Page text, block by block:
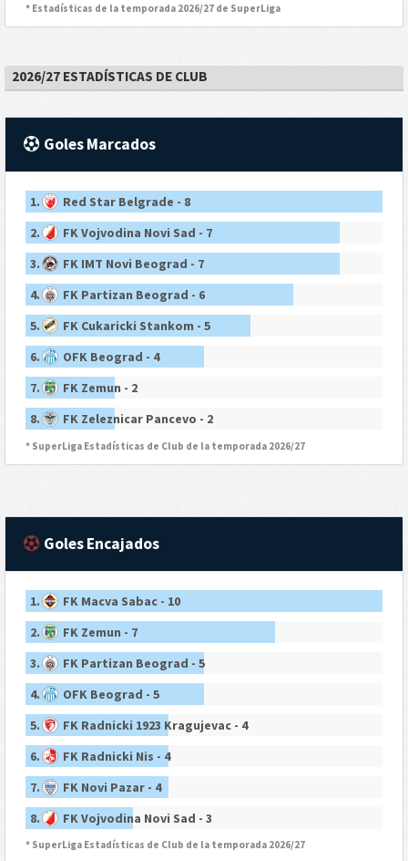
* Estadísticas de la temporada 2026/27 de SuperLiga
2026/27 ESTADÍSTICAS DE CLUB
Goles Marcados
1.
Red Star Belgrade - 8
2.
FK Vojvodina Novi Sad - 7
3.
FK IMT Novi Beograd - 7
4.
FK Partizan Beograd - 6
5.
FK Cukaricki Stankom - 5
6.
OFK Beograd - 4
7.
FK Zemun - 2
8.
FK Zeleznicar Pancevo - 2
* SuperLiga Estadísticas de Club de la temporada 2026/27
Goles Encajados
1.
FK Macva Sabac - 10
2.
FK Zemun - 7
3.
FK Partizan Beograd - 5
4.
OFK Beograd - 5
5.
FK Radnicki 1923 Kragujevac - 4
6.
FK Radnicki Nis - 4
7.
FK Novi Pazar - 4
8.
FK Vojvodina Novi Sad - 3
* SuperLiga Estadísticas de Club de la temporada 2026/27